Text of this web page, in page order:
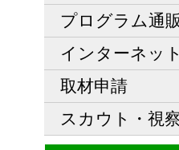
プログラム通販
インターネッ
取材申請
スカウト・視